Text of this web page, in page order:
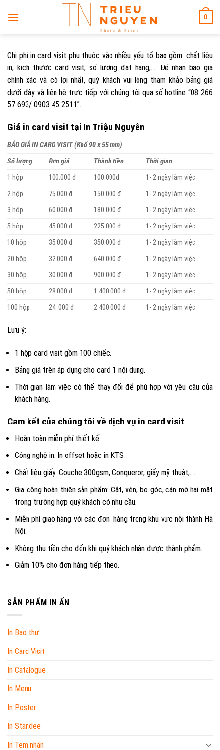
0
Chi phí in card visit phụ thuộc vào nhiều yếu tố bao gồm: chất liệu
in, kích thước card visit, số lượng đặt hàng,…. Để nhận báo giá
chính xác và có lợi nhất, quý khách vui lòng tham khảo bảng giá
dưới đây và liên hệ trực tiếp với chúng tôi qua số hotline “08 266
57 693/ 0903 45 2511”.
Giá in card visit tại In Triệu Nguyên
BÁO GIÁ IN CARD VISIT (Khổ 90 x 55 mm)
Số lượng
Đơn giá Thành tiền
Thời gian
1 hộp
100.000 đ 100.000đ
1- 2 ngày làm việc
2 hộp
75.000 đ 150.000 đ
1- 2 ngày làm việc
3 hộp
60.000 đ 180.000 đ
1- 2 ngày làm việc
5 hộp
45.000 đ 225.000 đ
1- 2 ngày làm việc
10 hộp
35.000 đ 350.000 đ
1- 2 ngày làm việc
20 hộp
32.000 đ 640.000 đ
1- 2 ngày làm việc
30 hộp
30.000 đ 900.000 đ
1- 2 ngày làm việc
50 hộp
28.000 đ 1.400.000 đ
1- 2 ngày làm việc
100 hộp
24. 000 đ 2.400.000 đ 1- 2 ngày làm việc
Lưu ý:
1 hộp card visit gồm 100 chiếc.
Bảng giá trên áp dụng cho card 1 nội dung.
Thời gian làm việc có thể thay đổi để phù hợp với yêu cầu của
khách hàng.
Cam kết của chúng tôi về dịch vụ in card visit
Hoàn toàn miễn phí thiết kế
Công nghệ in: In offset hoặc in KTS
Chất liệu giấy: Couche 300gsm, Conqueror, giấy mỹ thuật,….
Gia công hoàn thiện sản phẩm: Cắt, xén, bo góc, cán mờ hai mặt
trong trường hợp quý khách có nhu cầu.
Miễn phí giao hàng với các đơn hàng trong khu vực nội thành Hà
Nội.
Không thu tiền cho đến khi quý khách nhận được thành phẩm.
Giảm 10% cho đơn hàng tiếp theo.
SẢN PHẨM IN ẤN
In Bao thư
In Card Visit
In Catalogue
In Menu
In Poster
In Standee
In Tem nhãn